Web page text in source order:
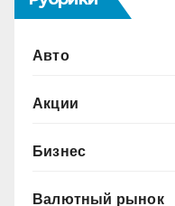
Авто
Акции
Бизнес
Валютный рынок